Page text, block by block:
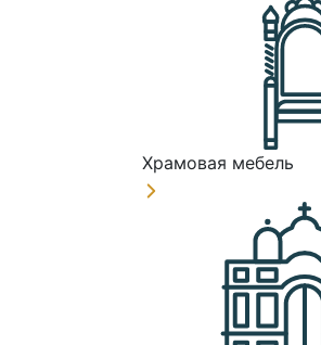
Храмовая мебель